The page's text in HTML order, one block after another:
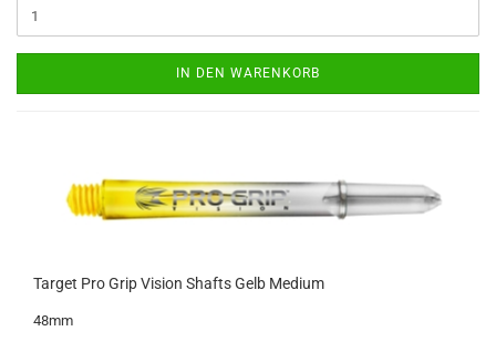
IN DEN WARENKORB
Tar­get Pro Grip Vi­si­on Shafts Gelb Me­di­um
48mm